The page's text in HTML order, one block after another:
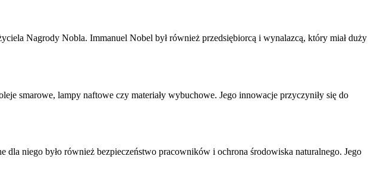
Nagrody Nobla. Immanuel Nobel był również przedsiębiorcą i wynalazcą, który miał duży
smarowe, lampy naftowe czy materiały wybuchowe. Jego innowacje przyczyniły się do
niego było również bezpieczeństwo pracowników i ochrona środowiska naturalnego. Jego